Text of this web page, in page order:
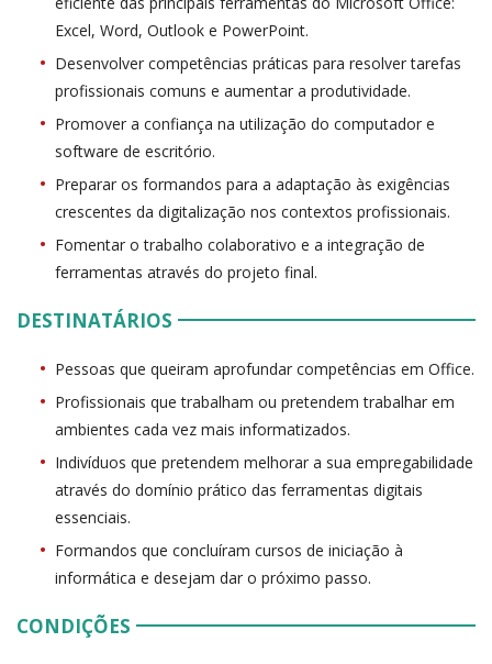
Excel, Word, Outlook e PowerPoint.
Desenvolver competências práticas para resolver tarefas
profissionais comuns e aumentar a produtividade.
Promover a confiança na utilização do computador e
software de escritório.
Preparar os formandos para a adaptação às exigências
crescentes da digitalização nos contextos profissionais.
Fomentar o trabalho colaborativo e a integração de
ferramentas através do projeto final.
DESTINATÁRIOS
Pessoas que queiram aprofundar competências em Office.
Profissionais que trabalham ou pretendem trabalhar em
ambientes cada vez mais informatizados.
Indivíduos que pretendem melhorar a sua empregabilidade
através do domínio prático das ferramentas digitais
essenciais.
Formandos que concluíram cursos de iniciação à
informática e desejam dar o próximo passo.
CONDIÇÕES